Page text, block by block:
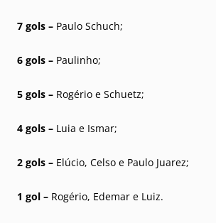
7 gols – Paulo Schuch;
6 gols – Paulinho;
5 gols – Rogério e Schuetz;
4 gols – Luia e Ismar;
2 gols – Elúcio, Celso e Paulo Juarez;
1 gol – Rogério, Edemar e Luiz.